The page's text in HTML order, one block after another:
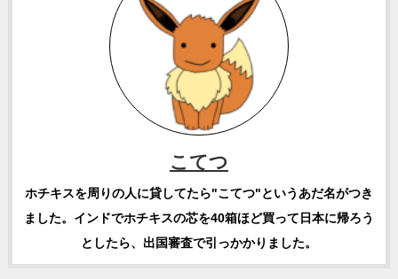
こてつ
ホチキスを周りの人に貸してたら"こてつ"というあだ名がつき
ました。インドでホチキスの芯を40箱ほど買って日本に帰ろう
としたら、出国審査で引っかかりました。